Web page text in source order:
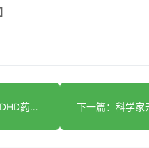
上一篇：ADHD药物或可降低后期精神病风险 新研究发现